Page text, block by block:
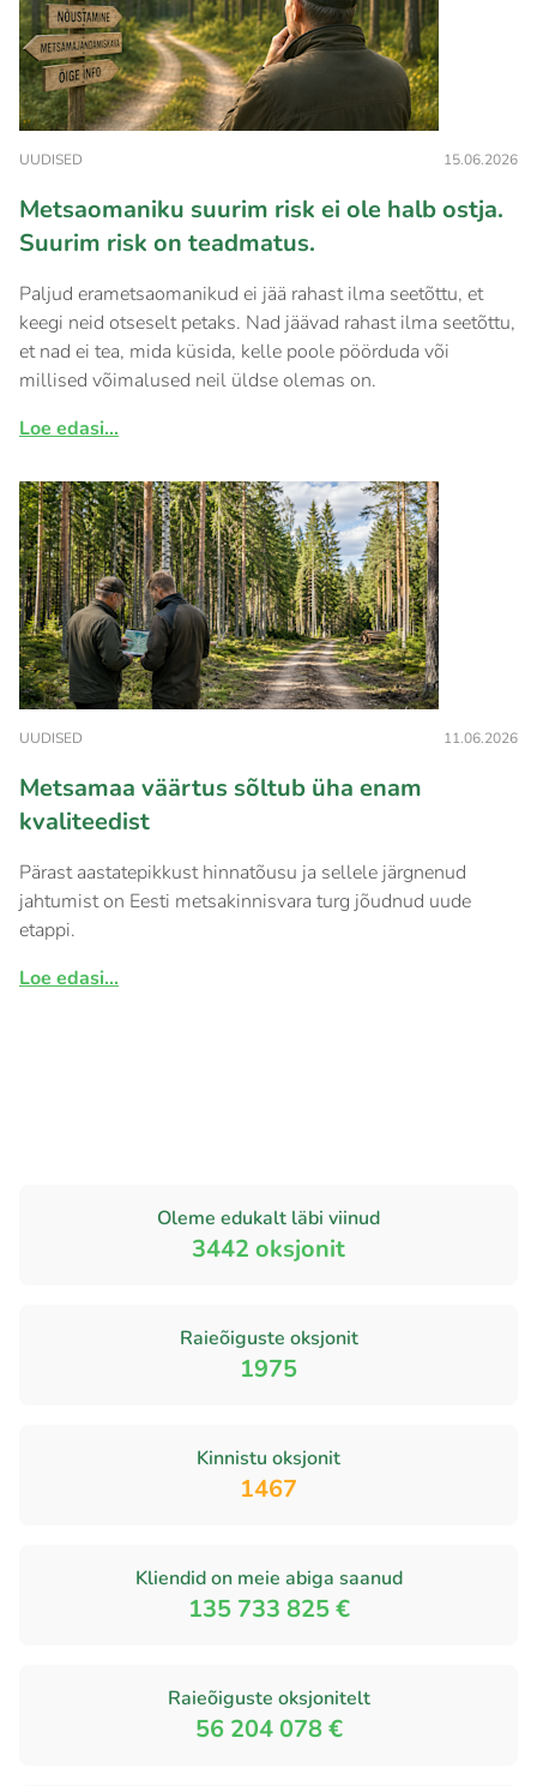
UUDISED 15.06.2026
Metsaomaniku suurim risk ei ole halb ostja.
Suurim risk on teadmatus.
Paljud erametsaomanikud ei jää rahast ilma seetõttu, et
keegi neid otseselt petaks. Nad jäävad rahast ilma seetõttu,
et nad ei tea, mida küsida, kelle poole pöörduda või
millised võimalused neil üldse olemas on.
Loe edasi...
UUDISED 11.06.2026
Metsamaa väärtus sõltub üha enam
kvaliteedist
Pärast aastatepikkust hinnatõusu ja sellele järgnenud
jahtumist on Eesti metsakinnisvara turg jõudnud uude
etappi.
Loe edasi...
Oleme edukalt läbi viinud
3442 oksjonit
Raieõiguste oksjonit
1975
Kinnistu oksjonit
1467
Kliendid on meie abiga saanud
135 733 825 €
Raieõiguste oksjonitelt
56 204 078 €